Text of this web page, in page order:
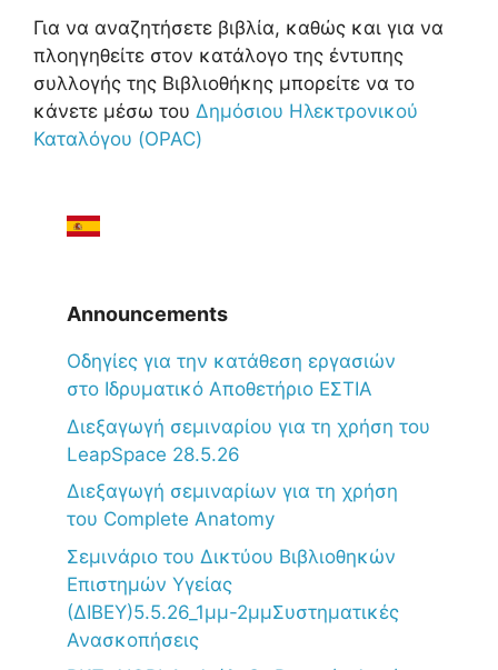
Για να αναζητήσετε βιβλία, καθώς και για να
πλοηγηθείτε στον κατάλογο της έντυπης
συλλογής της Βιβλιοθήκης μπορείτε να το
κάνετε μέσω του Δημόσιου Ηλεκτρονικού
Καταλόγου (OPAC)
Announcements
Oδηγίες για την κατάθεση εργασιών
στο Ιδρυματικό Αποθετήριο ΕΣΤΙΑ
Διεξαγωγή σεμιναρίου για τη χρήση του
LeapSpace 28.5.26
Διεξαγωγή σεμιναρίων για τη χρήση
του Complete Anatomy
Σεμινάριο του Δικτύου Βιβλιοθηκών
Επιστημών Υγείας
(ΔΙΒΕΥ)5.5.26_1μμ-2μμΣυστηματικές
Ανασκοπήσεις